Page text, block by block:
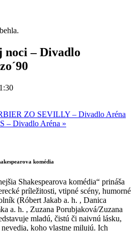
noci – Divadlo
ZO SEVILLY – Divadlo Aréna
– Divadlo Aréna »
komédia
Shakespearova komédia“ prináša
príležitosti, vtipné scény, humorné
(Róbert Jakab a. h. , Danica
a. h. , Zuzana Porubjaková/Zuzana
mladú, čistú či naivnú lásku,
koho vlastne milujú. Ich